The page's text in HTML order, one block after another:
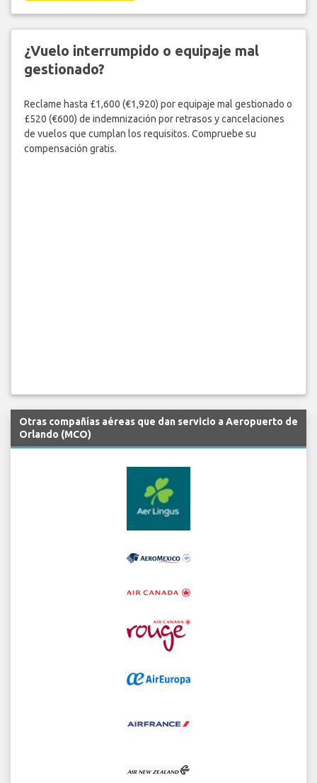
¿Vuelo interrumpido o equipaje mal
gestionado?
Reclame hasta £1,600 (€1,920) por equipaje mal gestionado o
£520 (€600) de indemnización por retrasos y cancelaciones
de vuelos que cumplan los requisitos. Compruebe su
compensación gratis.
Otras compañías aéreas que dan servicio a Aeropuerto de
Orlando (MCO)